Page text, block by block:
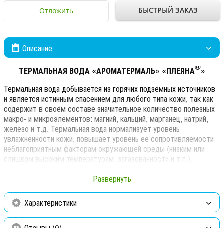
Отложить БЫСТРЫЙ ЗАКАЗ
Описание
ТЕРМАЛЬНАЯ ВОДА «АРОМАТЕРМАЛЬ» «ПЛЕЯНА®»
Термальная вода добывается из горячих подземных источников
и является истинным спасением для любого типа кожи, так как
содержит в своём составе значительное количество полезных
макро- и микроэлементов: магний, кальций, марганец, натрий,
железо и т.д. Термальная вода нормализует уровень
увлажненности кожи, повышает уровень ее сопротивляемости
неблагоприятным факторам окружающей среды (низким или
слишком высоким температурам, загазованности и т.п.).
Термальная вода «АРОМА-ТЕРМАЛЬ «ПЛЕЯНА
представляет собой уникальное сочетание термальной воды из
особо охраняемого эколого-курортного региона Кавказских
Минеральных Вод (Ессентуки) и водных вытяжек из цветов и
трав (гидролаты), полученных по эко- технологии с европейским
Развернуть
Характеристики